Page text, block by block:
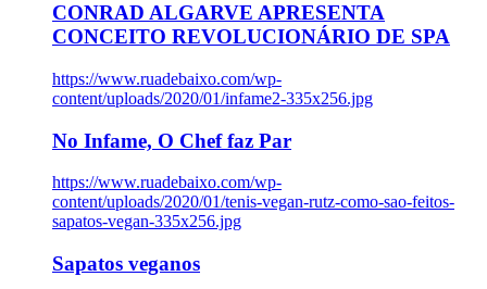
CONRAD ALGARVE APRESENTA
CONCEITO REVOLUCIONÁRIO DE SPA
https://www.ruadebaixo.com/wp-
content/uploads/2020/01/infame2-335x256.jpg
No Infame, O Chef faz Par
https://www.ruadebaixo.com/wp-
content/uploads/2020/01/tenis-vegan-rutz-como-sao-feitos-
sapatos-vegan-335x256.jpg
Sapatos veganos